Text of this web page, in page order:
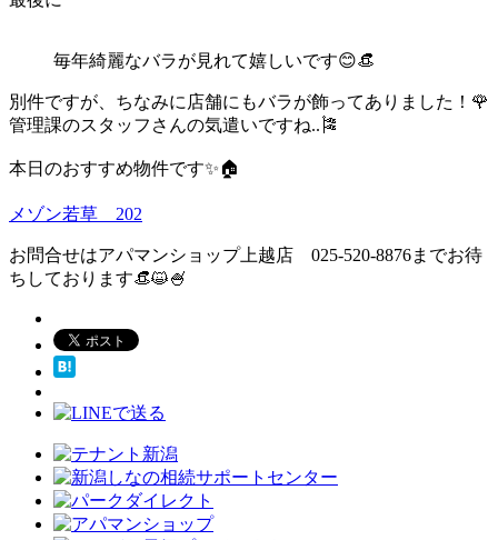
毎年綺麗なバラが見れて嬉しいです😊👒
別件ですが、ちなみに店舗にもバラが飾ってありました！🌹
管理課のスタッフさんの気遣いですね..🎏
本日のおすすめ物件です✨🏠
メゾン若草 202
お問合せはアパマンショップ上越店 025-520-8876までお待
ちしております👒😺🍧